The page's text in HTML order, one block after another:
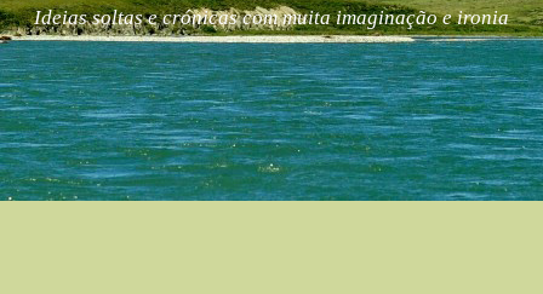
Ideias soltas e crónicas com muita imaginação e ironia